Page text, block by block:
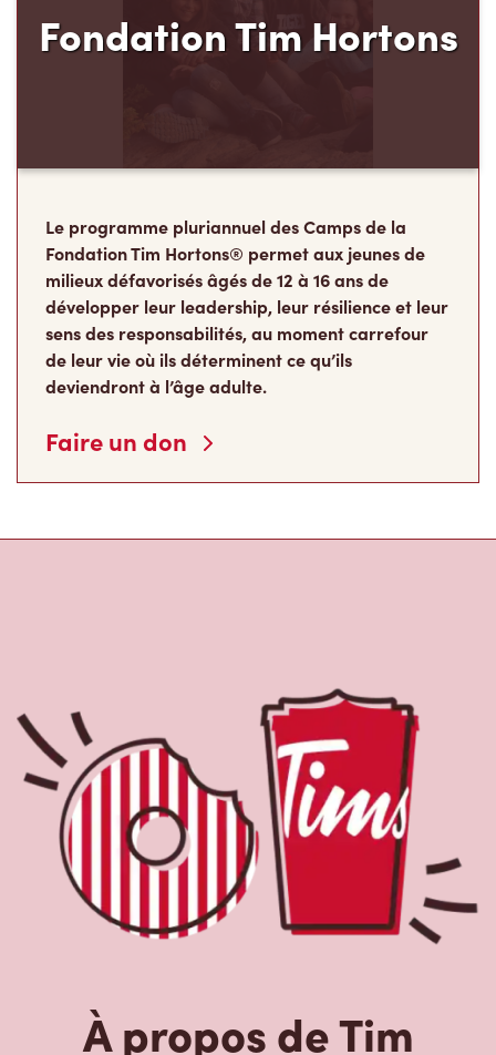
Fondation Tim Hortons
Le programme pluriannuel des Camps de la
Fondation Tim Hortons® permet aux jeunes de
milieux défavorisés âgés de 12 à 16 ans de
développer leur leadership, leur résilience et leur
sens des responsabilités, au moment carrefour
de leur vie où ils déterminent ce qu’ils
deviendront à l’âge adulte.
Faire un don
À propos de Tim